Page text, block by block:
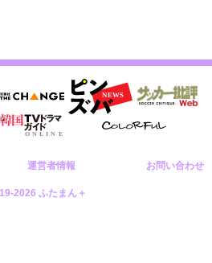
運営者情報 お問い合わせ
2026 ふたまん＋